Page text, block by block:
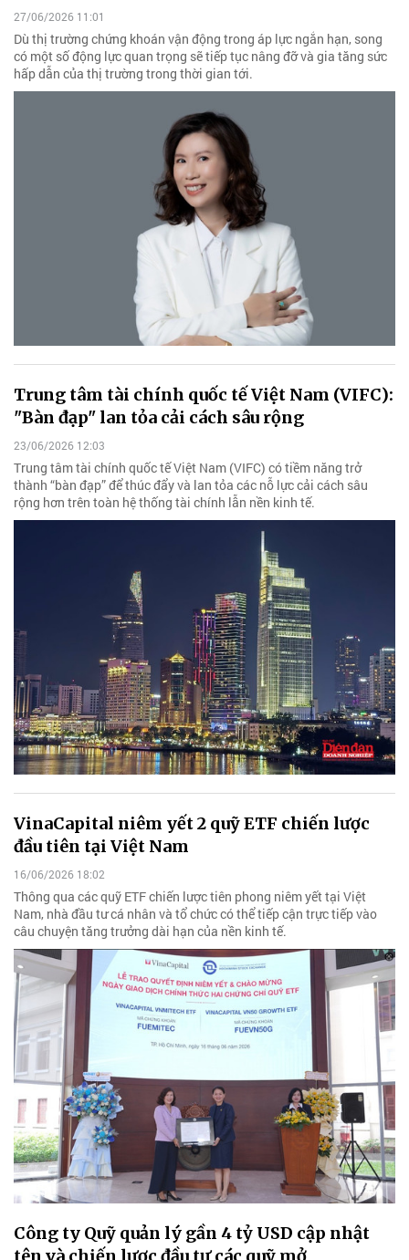
27/06/2026 11:01
Dù thị trường chứng khoán vận động trong áp lực ngắn hạn, song
có một số động lực quan trọng sẽ tiếp tục nâng đỡ và gia tăng sức
hấp dẫn của thị trường trong thời gian tới.
Trung tâm tài chính quốc tế Việt Nam (VIFC):
"Bàn đạp" lan tỏa cải cách sâu rộng
23/06/2026 12:03
Trung tâm tài chính quốc tế Việt Nam (VIFC) có tiềm năng trở
thành “bàn đạp” để thúc đẩy và lan tỏa các nỗ lực cải cách sâu
rộng hơn trên toàn hệ thống tài chính lẫn nền kinh tế.
VinaCapital niêm yết 2 quỹ ETF chiến lược
đầu tiên tại Việt Nam
16/06/2026 18:02
Thông qua các quỹ ETF chiến lược tiên phong niêm yết tại Việt
Nam, nhà đầu tư cá nhân và tổ chức có thể tiếp cận trực tiếp vào
câu chuyện tăng trưởng dài hạn của nền kinh tế.
Công ty Quỹ quản lý gần 4 tỷ USD cập nhật
tên và chiến lược đầu tư các quỹ mở